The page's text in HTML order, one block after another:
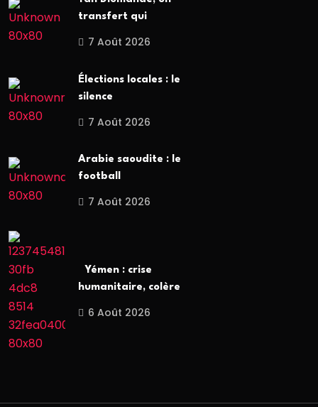
transfert qui
7 Août 2026
Élections locales : le
silence
7 Août 2026
Arabie saoudite : le
football
7 Août 2026
Yémen : crise
humanitaire, colère
6 Août 2026